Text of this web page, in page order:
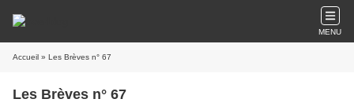
MENU
Accueil » Les Brèves n° 67
Les Brèves n° 67